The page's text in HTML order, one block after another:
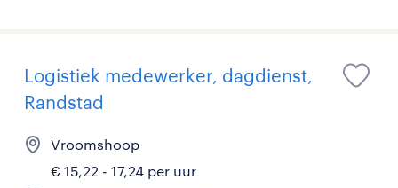
Logistiek medewerker, dagdienst,
Randstad
Vroomshoop
€ 15,22 - 17,24 per uur